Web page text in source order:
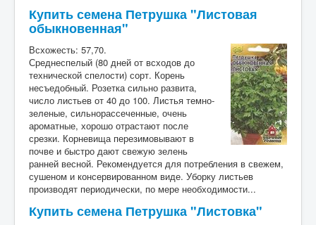
Купить семена Петрушка "Листовая
обыкновенная"
Всхожесть: 57,70.
Среднеспелый (80 дней от всходов до
технической спелости) сорт. Корень
несъедобный. Розетка сильно развита,
число листьев от 40 до 100. Листья темно-
зеленые, сильнорассеченные, очень
ароматные, хорошо отрастают после
срезки. Корневища перезимовывают в
почве и быстро дают свежую зелень
ранней весной. Рекомендуется для потребления в свежем,
сушеном и консервированном виде. Уборку листьев
производят периодически, по мере необходимости...
Купить семена Петрушка "Листовка"